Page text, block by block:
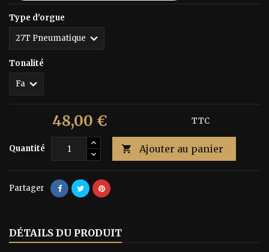
Type d'orgue
Tonalité
48,00 € TTC
Quantité  Ajouter au panier
Partager
DÉTAILS DU PRODUIT